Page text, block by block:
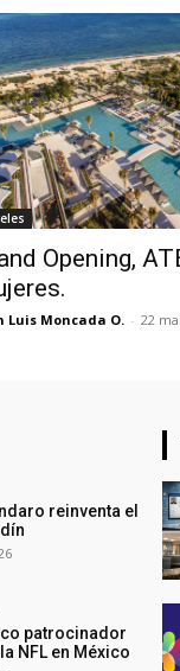
Opening,
Luis Moncada O. - 22
reinventa el
patrocinador
NFL en México